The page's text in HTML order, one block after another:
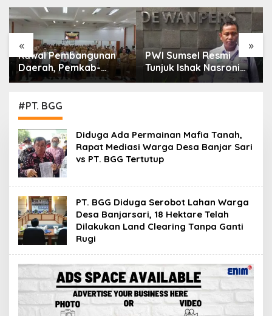
« »
Kawal Pembangunan
Daerah, Pemkab-
Kejari Muara Enim
Pendampingan Hukum
PWI Sumsel Resmi
Tunjuk Ishak Nasroni
Jadi Plt Ketua PWI
#PT. BGG
Diduga Ada Permainan Mafia Tanah,
Rapat Mediasi Warga Desa Banjar Sari
vs PT. BGG Tertutup
PT. BGG Diduga Serobot Lahan Warga
Desa Banjarsari, 18 Hektare Telah
Dilakukan Land Clearing Tanpa Ganti
Rugi